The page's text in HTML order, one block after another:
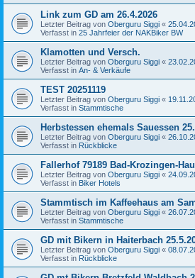
Link zum GD am 26.4.2026
Letzter Beitrag von Oberguru Siggi «
Verfasst in 25 Jahrfeier der NAKBiker BW
Klamotten und Versch.
Letzter Beitrag von Oberguru Siggi «
Verfasst in An- & Verkäufe
TEST 20251119
Letzter Beitrag von Oberguru Siggi «
Verfasst in Stammtische
Herbstessen ehemals Sauessen
Letzter Beitrag von Oberguru Siggi «
Verfasst in Rückblicke
Fallerhof 79189 Bad-Krozingen-
Letzter Beitrag von Oberguru Siggi «
Verfasst in Biker Hotels
Stammtisch im Kaffeehaus am
Letzter Beitrag von Oberguru Siggi «
Verfasst in Stammtische
GD mit Bikern in Haiterbach
Letzter Beitrag von Oberguru Siggi «
Verfasst in Rückblicke